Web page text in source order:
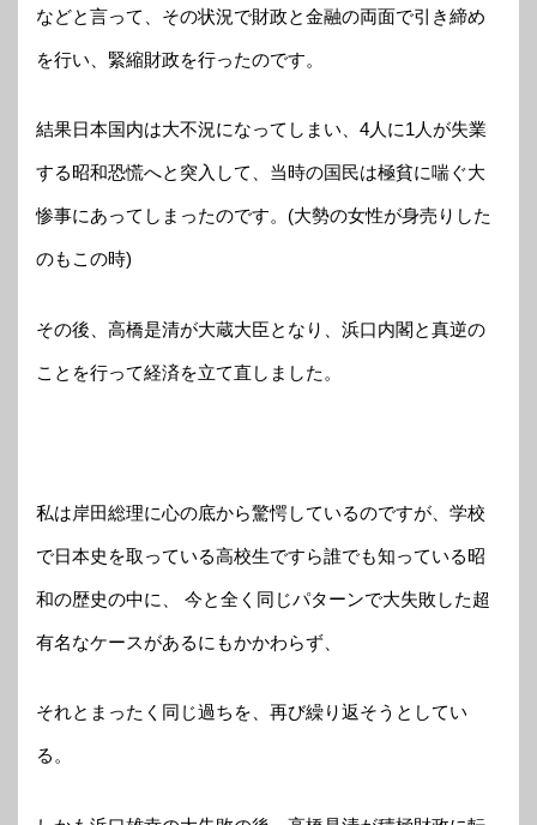
などと言って、その状況で財政と金融の両面で引き締め
を行い、緊縮財政を行ったのです。
結果日本国内は大不況になってしまい、4人に1人が失業
する昭和恐慌へと突入して、当時の国民は極貧に喘ぐ大
惨事にあってしまったのです。(大勢の女性が身売りした
のもこの時)
その後、高橋是清が大蔵大臣となり、浜口内閣と真逆の
ことを行って経済を立て直しました。
私は岸田総理に心の底から驚愕しているのですが、学校
で日本史を取っている高校生ですら誰でも知っている昭
和の歴史の中に、 今と全く同じパターンで大失敗した超
有名なケースがあるにもかかわらず、
それとまったく同じ過ちを、再び繰り返そうとしてい
る。